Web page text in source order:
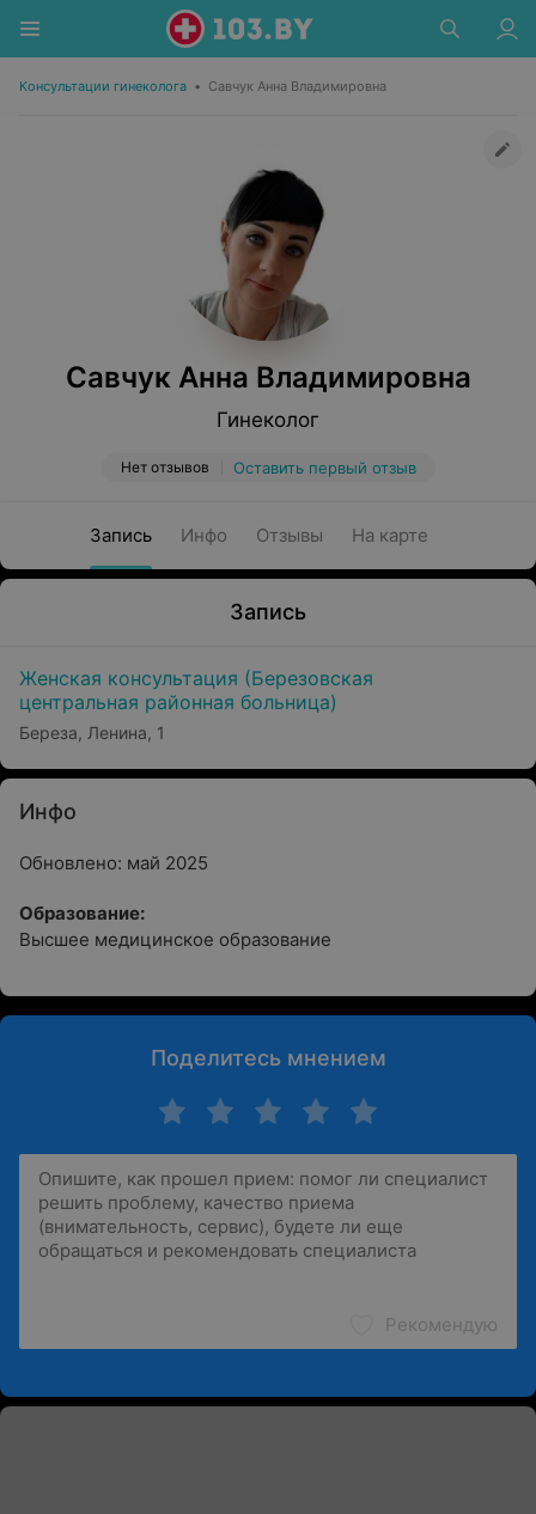
Консультации гинеколога • Савчук Анна Владимировна
Савчук Анна Владимировна
Гинеколог
Нет отзывов Оставить первый отзыв
Запись Инфо Отзывы На карте
Запись
Женская консультация (Березовская
центральная районная больница)
Береза, Ленина, 1
Инфо
Обновлено: май 2025
Образование:
Высшее медицинское образование
Поделитесь мнением
Рекомендую